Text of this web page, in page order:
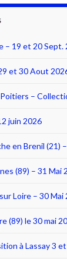
– 19 et 20
29 et 30 Aout
–
juin 2026
en Brenil
(89) – 31 Mai
Loire – 30 Mai
(89) le 30 mai
à Lassay 3